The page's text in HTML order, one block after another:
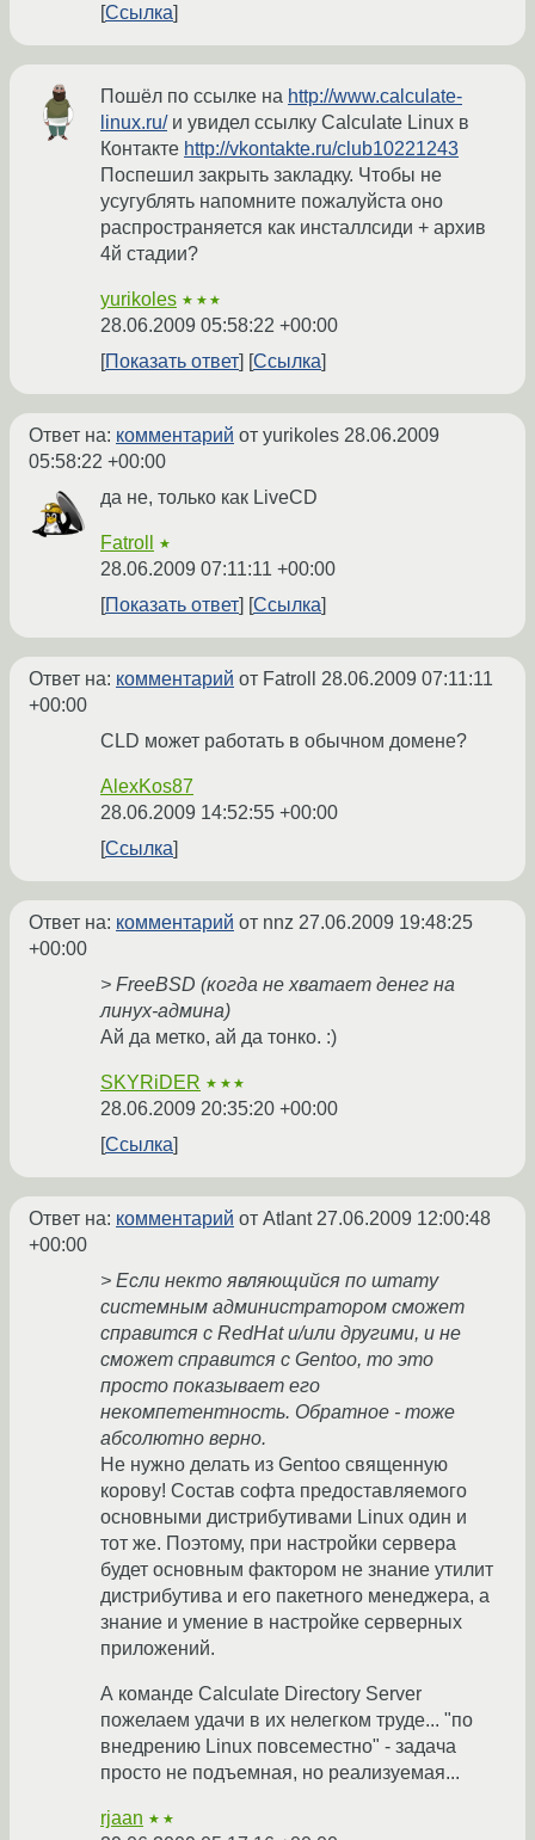
Ссылка
Пошёл по ссылке на http://www.calculate-
linux.ru/и увидел ссылку Calculate Linux в
Контакте http://vkontakte.ru/club10221243
Поспешил закрыть закладку. Чтобы не
усугублять напомните пожалуйста оно
распространяется как инсталлсиди + архив
4й стадии?
yurikoles ★★★
28.06.2009 05:58:22 +00:00
Показать ответ
Ссылка
Ответ на: комментарий от yurikoles 28.06.2009
05:58:22 +00:00
да не, только как LiveCD
Fatroll ★
28.06.2009 07:11:11 +00:00
Показать ответ
Ссылка
Ответ на: комментарий от Fatroll 28.06.2009 07:11:11
+00:00
CLD может работать в обычном домене?
AlexKos87
28.06.2009 14:52:55 +00:00
Ссылка
Ответ на: комментарий от nnz 27.06.2009 19:48:25
+00:00
> FreeBSD (когда не хватает денег на
линух-админа)
Ай да метко, ай да тонко. :)
SKYRiDER ★★★
28.06.2009 20:35:20 +00:00
Ссылка
Ответ на: комментарий от Atlant27.06.2009 12:00:48
+00:00
> Если некто являющийся по штату
системным администратором сможет
справится с RedHat и/или другими, и не
сможет справится с Gentoo, то это
просто показывает его
некомпетентность. Обратное - тоже
абсолютно верно.
Не нужно делать из Gentoo священную
корову! Состав софта предоставляемого
основными дистрибутивами Linux один и
тот же. Поэтому, при настройки сервера
будет основным фактором не знание утилит
дистрибутива и его пакетного менеджера, а
знание и умение в настройке серверных
приложений.
А команде Calculate Directory Server
пожелаем удачи в их нелегком труде... "по
внедрению Linux повсеместно" - задача
просто не подъемная, но реализуемая...
rjaan ★★